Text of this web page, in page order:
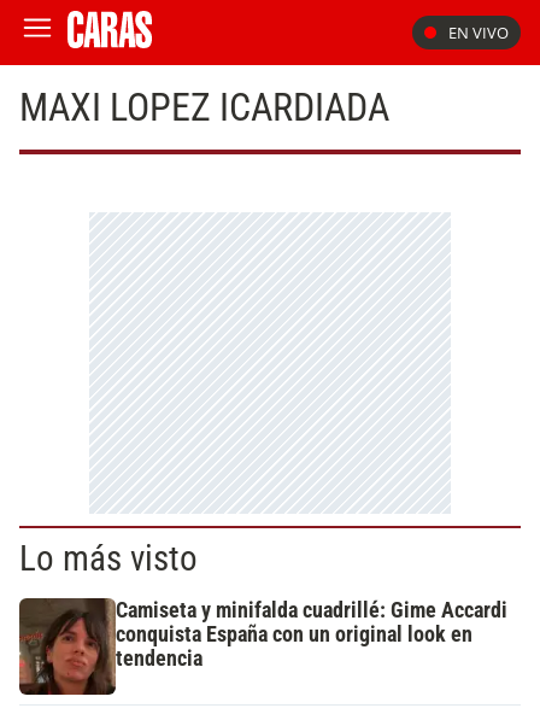
EN VIVO
MAXI LOPEZ ICARDIADA
Lo más visto
Camiseta y minifalda cuadrillé: Gime Accardi
conquista España con un original look en
tendencia